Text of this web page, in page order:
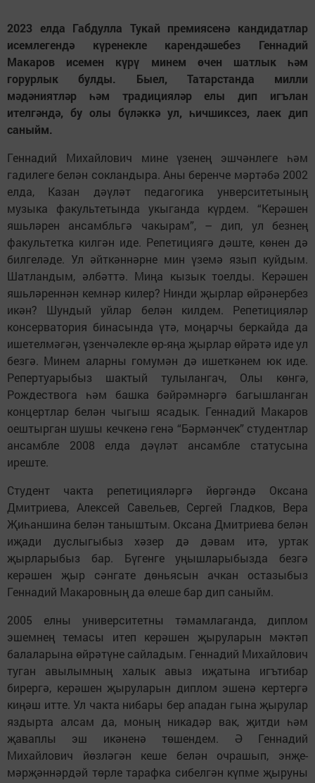
2023 елда Габдулла Тукай премиясенә кандидатлар
исемлегендә күренекле карендәшебез Геннадий
Макаров исемен күрү минем өчен шатлык һәм
горурлык булды. Быел, Татарстанда милли
мәдәниятләр һәм традицияләр елы дип игълан
ителгәндә, бу олы бүләккә ул, һичшиксез, лаек дип
саныйм.
Геннадий Михайлович мине үзенең эшчәнлеге һәм
гадилеге белән сокландыра. Аны беренче мәртәбә 2002
елда, Казан дәүләт педагогика унверситетының
музыка факультетында укыганда күрдем. “Керәшен
яшьләрен ансамбльгә чакырам”, – дип, ул безнең
факультетка килгән иде. Репетициягә дәште, көнен дә
билгеләде. Ул әйткәннәрне мин үземә язып куйдым.
Шатландым, әлбәттә. Миңа кызык тоелды. Керәшен
яшьләреннән кемнәр килер? Нинди җырлар өйрәнербез
икән? Шундый уйлар белән килдем. Репетицияләр
консерватория бинасында үтә, моңарчы беркайда да
ишетелмәгән, үзенчәлекле өр-яңа җырлар өйрәтә иде ул
безгә. Минем аларны гомумән дә ишеткәнем юк иде.
Репертуарыбыз шактый тулылангач, Олы көнгә,
Рождествога һәм башка бәйрәмнәргә багышланган
концертлар белән чыгыш ясадык. Геннадий Макаров
оештырган шушы кечкенә генә “Бәрмәнчек” студентлар
ансамбле 2008 елда дәүләт ансамбле статусына
иреште.
Студент чакта репетицияләргә йөргәндә Оксана
Дмитриева, Алексей Савельев, Сергей Гладков, Вера
Җиһаншина белән таныштым. Оксана Дмитриева белән
иҗади дуслыгыбыз хәзер дә дәвам итә, уртак
җырларыбыз бар. Бүгенге уңышларыбызда безгә
керәшен җыр сәнгате дөньясын ачкан остазыбыз
Геннадий Макаровның да өлеше бар дип саныйм.
2005 елны университетны тәмамлаганда, диплом
эшемнең темасы итеп керәшен җыруларын мәктәп
балаларына өйрәтүне сайладым. Геннадий Михайлович
туган авылымның халык авыз иҗатына игътибар
бирергә, керәшен җыруларын диплом эшенә кертергә
киңәш итте. Ул чакта нибары бер ападан гына җырулар
яздырта алсам да, моның никадәр вак, җитди һәм
җаваплы эш икәненә төшендем. Ә Геннадий
Михайлович йөзләгән кеше белән очрашып, энҗе-
мәрҗәннәрдәй төрле тарафка сибелгән күпме җыруны